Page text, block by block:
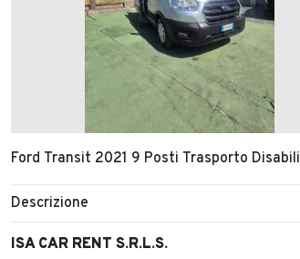
Ford Transit 2021 9 Posti Trasporto Disabili
Descrizione
ISA CAR RENT S.R.L.S.